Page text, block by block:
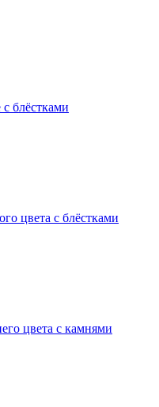
блёстками
цвета с блёстками
цвета с камнями